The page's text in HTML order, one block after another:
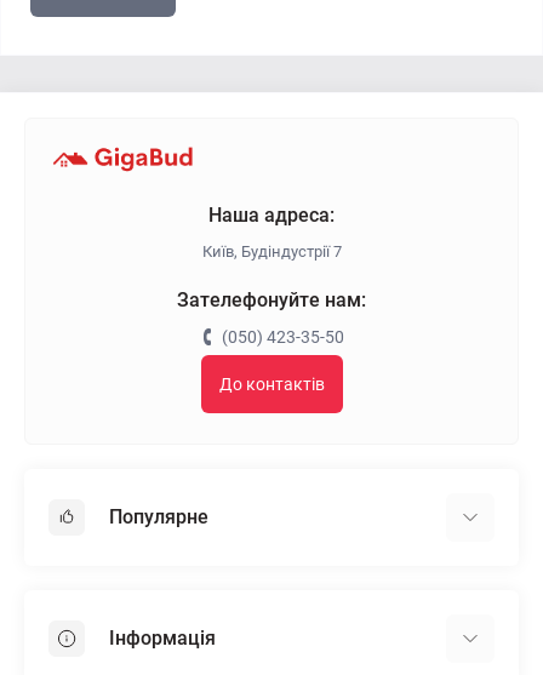
Наша адреса:
Київ, Будіндустрії 7
Зателефонуйте нам:
(050) 423-35-50
До контактів
Популярне
Пінопласт
Інформація